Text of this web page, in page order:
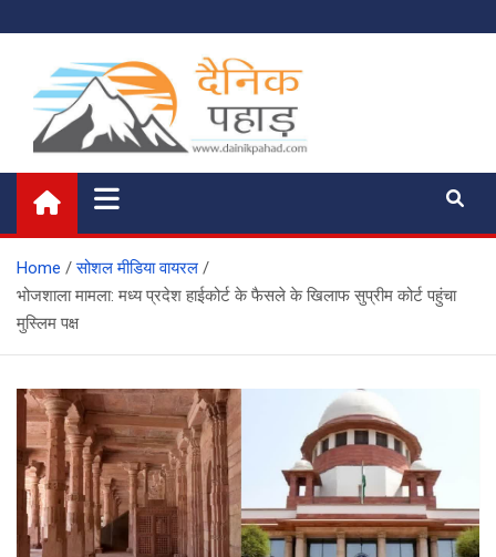
to
content
दैनिक पहाड़
News of the Day
Home
सोशल मीडिया वायरल
भोजशाला मामला: मध्य प्रदेश हाईकोर्ट के फैसले के खिलाफ सुप्रीम कोर्ट पहुंचा
मुस्लिम पक्ष